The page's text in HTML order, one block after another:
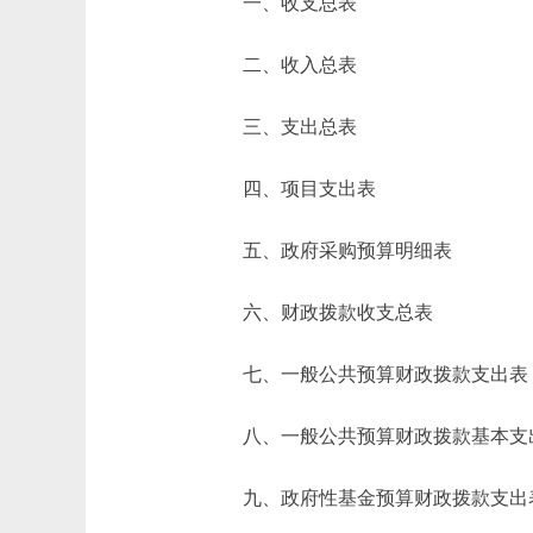
二、收入总表
三、支出总表
四、项目支出表
五、政府采购预算明细表
六、财政拨款收支总表
七、一般公共预算财政拨款支出表
八、一般公共预算财政拨款基本支
九、政府性基金预算财政拨款支出